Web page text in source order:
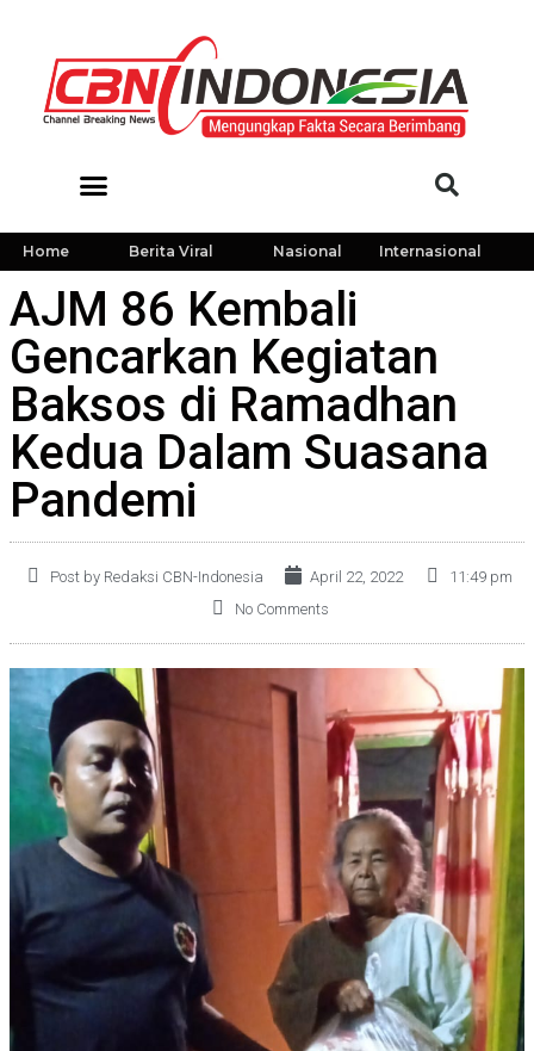
Home Berita Viral Nasional Internasional
AJM 86 Kembali
Gencarkan Kegiatan
Baksos di Ramadhan
Kedua Dalam Suasana
Pandemi
Post by Redaksi CBN-Indonesia April 22, 2022
11:49 pm
No Comments